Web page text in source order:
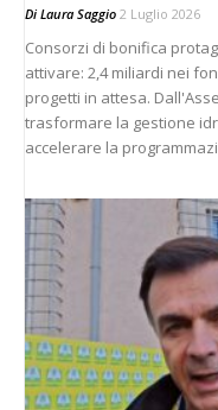
Di Laura Saggio 2 Luglio 2026
Consorzi di bonifica
attivare: 2,4 miliardi nei
progetti in attesa.
trasformare la gestione
accelerare la